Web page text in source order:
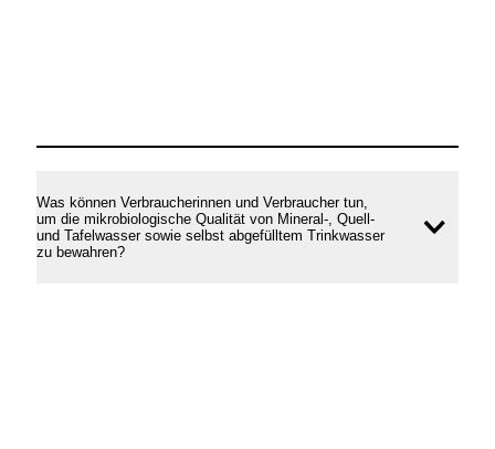
Was können Verbraucherinnen und Verbraucher tun,
um die mikrobiologische Qualität von Mineral-, Quell-
und Tafelwasser sowie selbst abgefülltem Trinkwasser
zu bewahren?